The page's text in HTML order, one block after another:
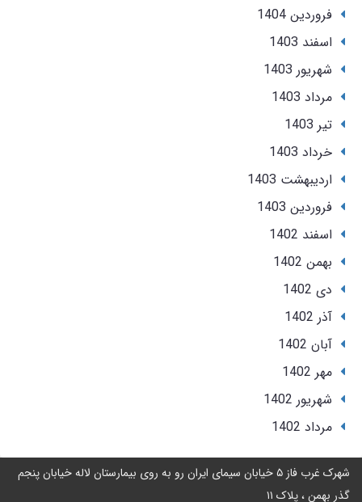
فروردین 1404
اسفند 1403
شهریور 1403
مرداد 1403
تير 1403
خرداد 1403
ارديبهشت 1403
فروردین 1403
اسفند 1402
بهمن 1402
دی 1402
آذر 1402
آبان 1402
مهر 1402
شهریور 1402
مرداد 1402
شهرک غرب فاز ۵ خیابان سیمای ایران رو به روی بیمارستان لاله خیابان پنجم
گذر بهمن ، پلاک ۱۱